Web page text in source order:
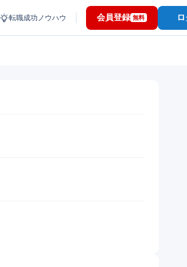
転職成功ノウハウ 会員登録 無料